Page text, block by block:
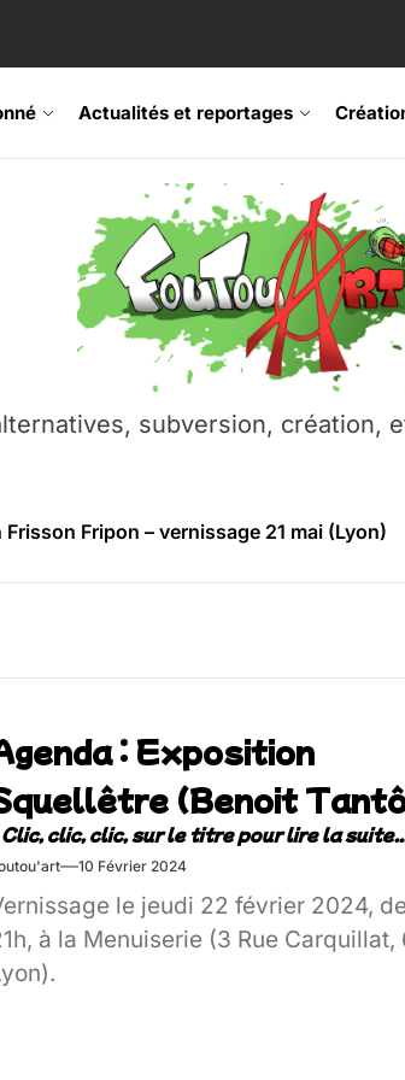
Actualités et reportages
subversion, création,
Frisson Fripon – vernissage 21 mai (Lyon)
Festival – Samedi 18 juillet (Vaulx-
– Ŝtono, un livre réalisé par Michaël Moretti
contre l’A412 à l’Établi (Haute-
Fripon – vernissage 21 mai (Lyon)
Festival – Samedi 18 juillet
: Exposition
(Benoit
10 Février 2024
le jeudi 22 février 2024,
à la Menuiserie (3 Rue Carquillat,